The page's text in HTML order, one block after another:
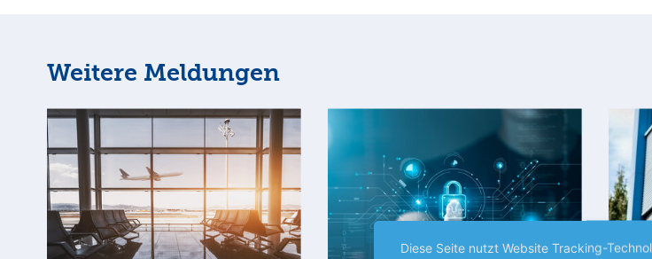
Weitere Meldungen
Diese Seite nutzt Website Tracking-